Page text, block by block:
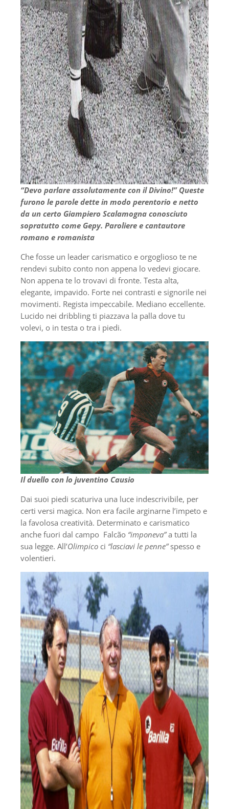
“Devo parlare assolutamente con il Divino!” Queste
furono le parole dette in modo perentorio e netto
da un certo Giampiero Scalamogna conosciuto
sopratutto come Gepy. Paroliere e cantautore
romano e romanista
Che fosse un leader carismatico e orgoglioso te ne
rendevi subito conto non appena lo vedevi giocare.
Non appena te lo trovavi di fronte. Testa alta,
elegante, impavido. Forte nei contrasti e signorile nei
movimenti. Regista impeccabile. Mediano eccellente.
Lucido nei dribbling ti piazzava la palla dove tu
volevi, o in testa o tra i piedi.
Il duello con lo juventino Causio
Dai suoi piedi scaturiva una luce indescrivibile, per
certi versi magica. Non era facile arginarne l’impeto e
la favolosa creatività. Determinato e carismatico
anche fuori dal campo Falcão “imponeva”a tutti la
sua legge. All’Olimpico ci “lasciavi le penne”spesso e
volentieri.